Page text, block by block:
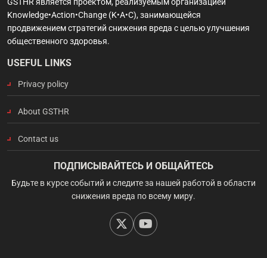
Knowledge•Action•Change (K•A•C), занимающейся
продвижением стратегий снижения вреда с целью улучшения
общественного здоровья.
USEFUL LINKS
Privacy policy
About GSTHR
Contact us
ПОДПИСЫВАЙТЕСЬ И ОБЩАЙТЕСЬ
Будьте в курсе событий и следите за нашей работой в области
снижения вреда по всему миру.